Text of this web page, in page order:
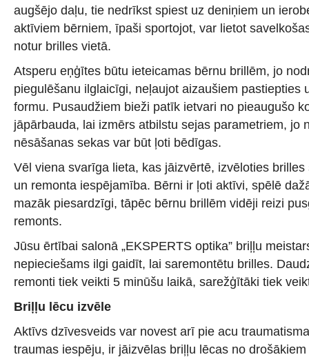
augšējo daļu, tie nedrīkst spiest uz deniņiem un
aktīviem bērniem, īpaši sportojot, var lietot
notur brilles vietā.
Atsperu eņģītes būtu ieteicamas bērnu brillēm, jo
piegulēšanu ilglaicīgi, neļaujot aizaušiem pastiepties
formu. Pusaudžiem bieži patīk ietvari no pieaugušo
jāpārbauda, lai izmērs atbilstu sejas parametriem, jo
nēsāšanas sekas var būt ļoti bēdīgas.
Vēl viena svarīga lieta, kas jāizvērtē, izvēloties
un remonta iespējamība. Bērni ir ļoti aktīvi, spēlē
mazāk piesardzīgi, tāpēc bērnu brillēm vidēji reizi
remonts.
Jūsu ērtībai salonā „EKSPERTS optika” briļļu
nepieciešams ilgi gaidīt, lai saremontētu brilles.
remonti tiek veikti 5 minūšu laikā, sarežģītāki tiek
Briļļu lēcu izvēle
Aktīvs dzīvesveids var novest arī pie acu
traumas iespēju, ir jāizvēlas briļļu lēcas no